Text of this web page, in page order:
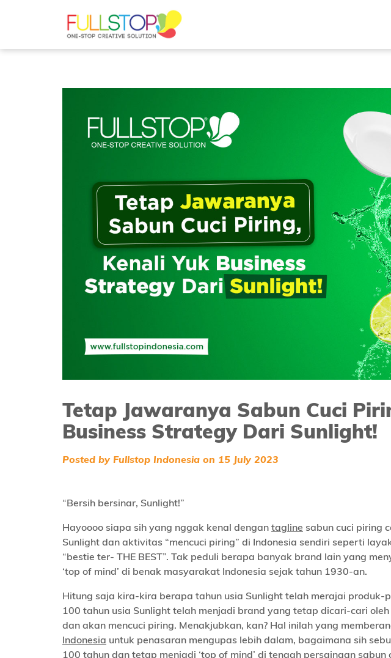
Tetap Jawaranya Sabun Cuci
Business Strategy Dari Sunlight!
Posted by Fullstop Indonesia on 15 July 2023
“Bersih bersinar, Sunlight!”
Hayoooo siapa sih yang nggak kenal dengan tagline sabun cuci piring
Sunlight dan aktivitas “mencuci piring” di Indonesia sendiri seperti
“bestie ter- THE BEST”. Tak peduli berapa banyak brand lain yang
‘top of mind’ di benak masyarakat Indonesia sejak tahun 1930-an.
Hitung saja kira-kira berapa tahun usia Sunlight telah merajai produk-
100 tahun usia Sunlight telah menjadi brand yang tetap dicari-cari
dan akan mencuci piring. Menakjubkan, kan? Hal inilah yang
Indonesia untuk penasaran mengupas lebih dalam, bagaimana sih
100 tahun dan tetap menjadi ‘top of mind’ di tengah persaingan